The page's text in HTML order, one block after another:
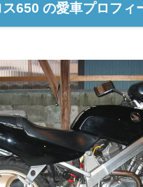
650 の愛車プロフィ